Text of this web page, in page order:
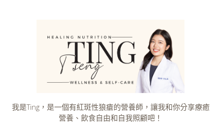
我是Ting，是一個有紅斑性狼瘡的營養師，讓我和你分享療癒
營養、飲食自由和自我照顧吧！